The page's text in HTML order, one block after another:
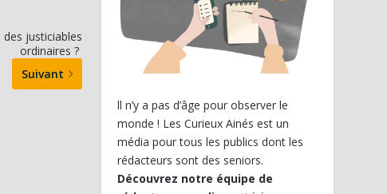
justiciables
ordinaires ?
Suivant
ll n’y a pas d’âge pour observer le
monde ! Les Curieux Ainés est un
média pour tous les publics dont les
rédacteurs sont des seniors.
Découvrez notre équipe de